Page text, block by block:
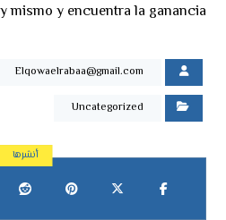
mismo y encuentra la ganancia!
Elqowaelrabaa@gmail.com
Uncategorized